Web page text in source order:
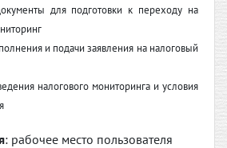
для подготовки к переходу на
и подачи заявления на налоговый
налогового мониторинга и условия
: рабочее место пользователя